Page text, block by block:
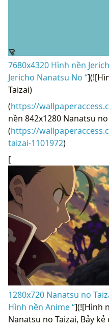
7680x4320 Hình nền
Jericho Nanatsu No “
Taizai)
(https://
nền 842x1280 Nanatsu no
(https://
taizai-1101972)
[
1280x720 Nanatsu no
Hình nền Anime “](![Hình
Nanatsu no Taizai, Bảy